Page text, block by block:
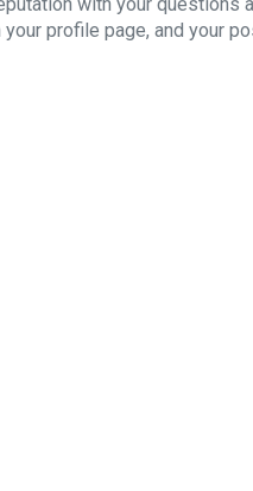
profile page, and your